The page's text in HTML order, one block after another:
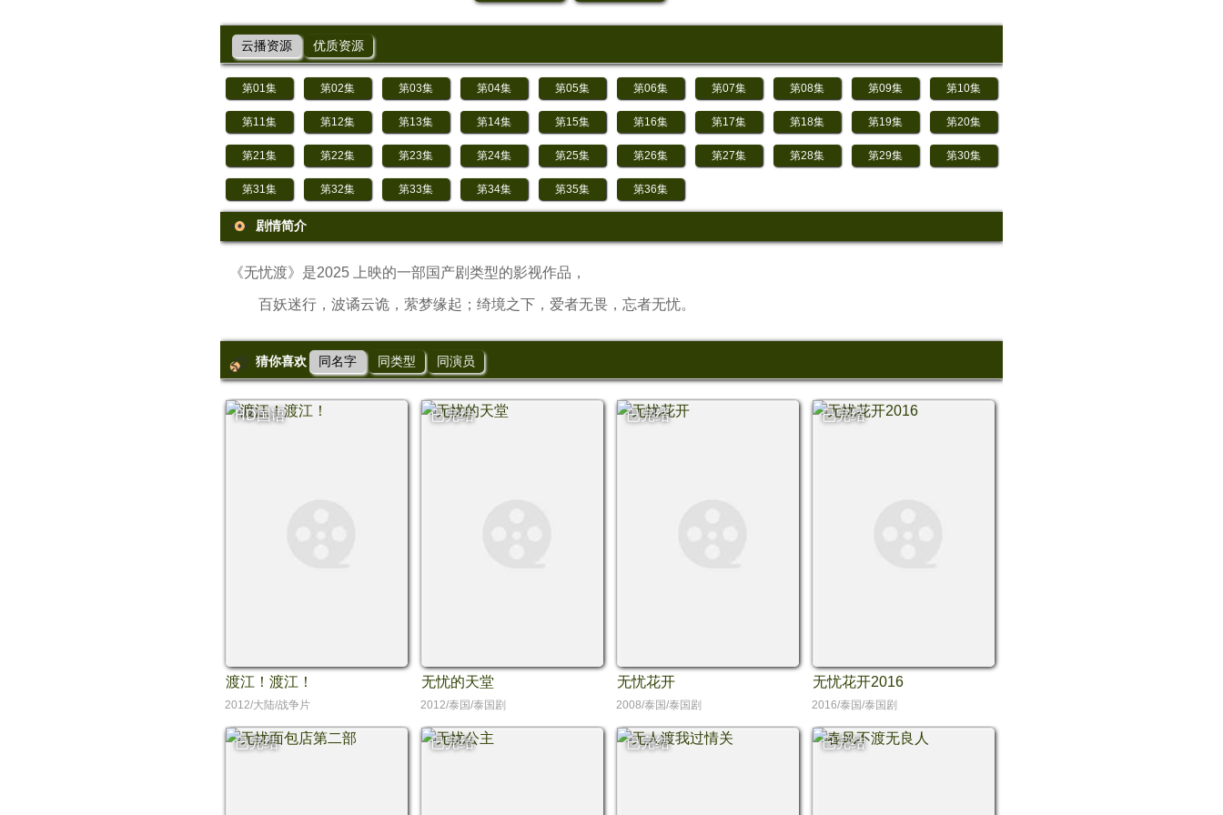
云播资源 优质资源
第01集 第02集 第03集 第04集 第05集 第06集 第07集 第08集 第09集 第10集
第11集 第12集 第13集 第14集 第15集 第16集 第17集 第18集 第19集 第20集
第21集 第22集 第23集 第24集 第25集 第26集 第27集 第28集 第29集 第30集
第31集 第32集 第33集 第34集 第35集 第36集
剧情简介
《无忧渡》是2025 上映的一部国产剧类型的影视作品，
百妖迷行，波谲云诡，萦梦缘起；绮境之下，爱者无畏，忘者无忧。
猜你喜欢 同名字 同类型 同演员
HD国语
渡江！渡江！
2012/大陆/战争片
已完结
无忧的天堂
2012/泰国/泰国剧
已完结
无忧花开
2008/泰国/泰国剧
已完结
无忧花开2016
2016/泰国/泰国剧
已完结 已完结 已完结 已完结